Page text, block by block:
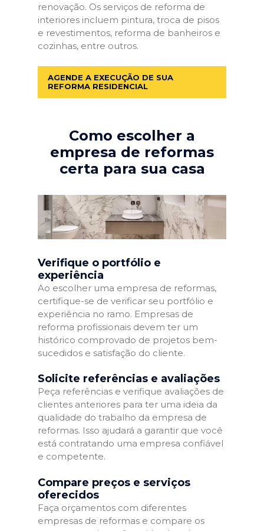
renovação. Os serviços de reforma de
interiores incluem pintura, troca de pisos
e revestimentos, reforma de banheiros e
cozinhas, entre outros.
AGENDE A EXECUÇÃO DE SUA
REFORMA RESIDENCIAL
Como escolher a
empresa de reformas
certa para sua casa
Verifique o portfólio e
experiência
Ao escolher uma empresa de reformas,
certifique-se de verificar seu portfólio e
experiência no ramo. Empresas de
reforma profissionais devem ter um
histórico comprovado de projetos bem-
sucedidos e satisfação do cliente.
Solicite referências e avaliações
Peça referências e verifique avaliações de
clientes anteriores para ter uma ideia da
qualidade do trabalho da empresa de
reformas. Isso ajudará a garantir que você
está contratando uma empresa confiável
e competente.
Compare preços e serviços
oferecidos
Faça orçamentos com diferentes
empresas de reformas e compare os